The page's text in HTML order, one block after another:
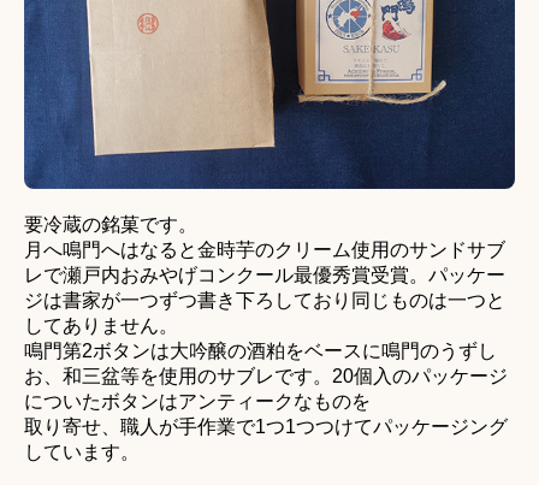
徳島の入浴剤
関西のお土産あれこれ
店舗情報・アクセス
新着情報 2025年以前
卸部門
会社概要
企業理念
代表者挨拶
会社沿革
採用情報
よくある御質問
要冷蔵の銘菓です。
月へ鳴門へはなると金時芋のクリーム使用のサンドサブ
レで瀬戸内おみやげコンクール最優秀賞受賞。パッケー
ジは書家が一つずつ書き下ろしており同じものは一つと
してありません。
鳴門第2ボタンは大吟醸の酒粕をベースに鳴門のうずし
お、和三盆等を使用のサブレです。20個入のパッケージ
についたボタンはアンティークなものを
取り寄せ、職人が手作業で1つ1つつけてパッケージング
しています。